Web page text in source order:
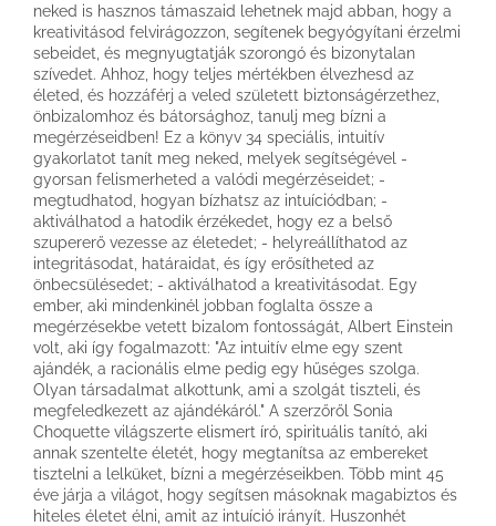
neked is hasznos támaszaid lehetnek majd abban, hogy a
kreativitásod felvirágozzon, segítenek begyógyítani érzelmi
sebeidet, és megnyugtatják szorongó és bizonytalan
szívedet. Ahhoz, hogy teljes mértékben élvezhesd az
életed, és hozzáférj a veled született biztonságérzethez,
önbizalomhoz és bátorsághoz, tanulj meg bízni a
megérzéseidben! Ez a könyv 34 speciális, intuitív
gyakorlatot tanít meg neked, melyek segítségével -
gyorsan felismerheted a valódi megérzéseidet; -
megtudhatod, hogyan bízhatsz az intuíciódban; -
aktiválhatod a hatodik érzékedet, hogy ez a belső
szupererő vezesse az életedet; - helyreállíthatod az
integritásodat, határaidat, és így erősítheted az
önbecsülésedet; - aktiválhatod a kreativitásodat. Egy
ember, aki mindenkinél jobban foglalta össze a
megérzésekbe vetett bizalom fontosságát, Albert Einstein
volt, aki így fogalmazott: "Az intuitív elme egy szent
ajándék, a racionális elme pedig egy hűséges szolga.
Olyan társadalmat alkottunk, ami a szolgát tiszteli, és
megfeledkezett az ajándékáról." A szerzőről Sonia
Choquette világszerte elismert író, spirituális tanító, aki
annak szentelte életét, hogy megtanítsa az embereket
tisztelni a lelküket, bízni a megérzéseikben. Több mint 45
éve járja a világot, hogy segítsen másoknak magabiztos és
hiteles életet élni, amit az intuíció irányít. Huszonhét